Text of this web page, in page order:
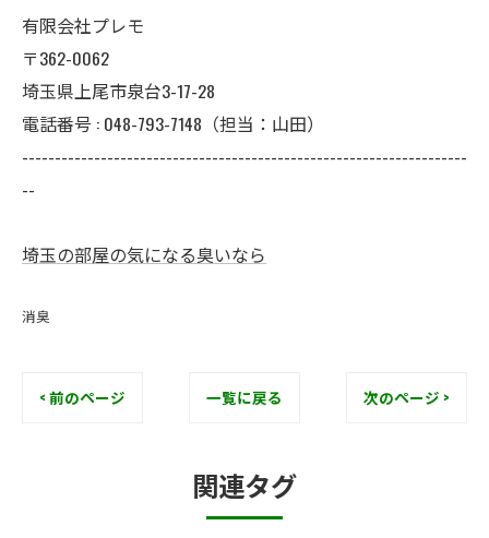
有限会社プレモ
〒362-0062
埼玉県上尾市泉台3-17-28
電話番号 : 048-793-7148（担当：山田）
--------------------------------------------------------------------
--
埼玉の部屋の気になる臭いなら
消臭
< 前のページ 一覧に戻る 次のページ >
関連タグ